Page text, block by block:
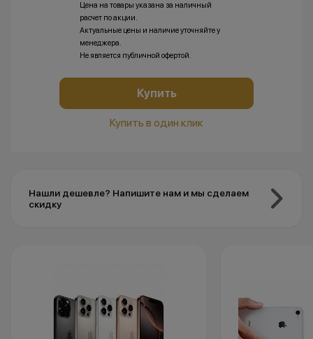
Цена на товары указана за наличный
расчет по акции.
Актуальные цены и наличие уточняйте у
менеджера.
Не является публичной офертой.
Купить
Купить в один клик
Нашли дешевле? Напишите нам и мы сделаем
скидку